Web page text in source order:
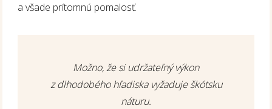
a všade prítomnú pomalosť.
Možno, že si udržateľný výkon
z dlhodobého hľadiska vyžaduje škótsku
náturu.